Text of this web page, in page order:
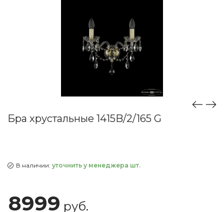
Бра хрустальные 1415B/2/165 G
В наличии: уточнить у менеджера шт.
8999 руб.